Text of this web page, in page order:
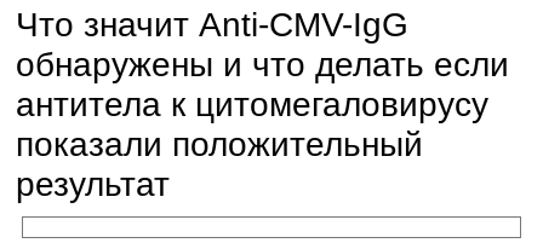
Что значит Anti-CMV-IgG
обнаружены и что делать если
антитела к цитомегаловирусу
показали положительный
результат